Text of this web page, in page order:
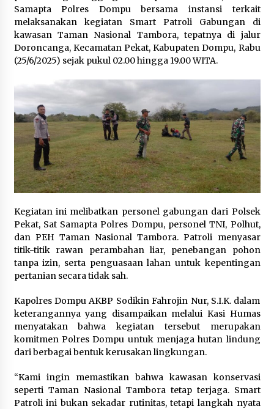
Pelarian terduga Otak Curanmor di Kecamatan
kempo, Berakhir di tangan Tim Opsnal Polsek
Kempo
3 minggu ago
Terduga Curanmor yang sempat jadi DPO
selama Sepekan
4 minggu ago
Tim Opsnal Polsek Kempo Amankan salah satu
Terduga Curanmor yang sempat jadi DPO
selama Sepekan
4 minggu ago
Sekjen GTKN Desak Revisi PermenPANRB
Nasib PPPK Paruh Waktu di Tengah
Keterbatasan Fiskal Daerah
4 minggu ago
Polsek Pekat Kawal Aksi Petani Tebu Secara
Humanis, Dialog dengan PT SMS Hasilkan
Kesepakatan Awal Demi Menjaga Harkamtibmas
SATRESNARKOBA POLRES DOMPU AMANKAN
TERDUGA PELAKU NARKOTIKA DI KECAMATAN
KEMPO, BELASAN PAKET DIDUGA SABU DISITA
1 bulan ago
Samapta Polres Dompu bersama instansi terkait
melaksanakan kegiatan Smart Patroli Gabungan di
kawasan Taman Nasional Tambora, tepatnya di jalur
Doroncanga, Kecamatan Pekat, Kabupaten Dompu, Rabu
(25/6/2025) sejak pukul 02.00 hingga 19.00 WITA.
Kegiatan ini melibatkan personel gabungan dari Polsek
Pekat, Sat Samapta Polres Dompu, personel TNI, Polhut,
dan PEH Taman Nasional Tambora. Patroli menyasar
titik-titik rawan perambahan liar, penebangan pohon
tanpa izin, serta penguasaan lahan untuk kepentingan
pertanian secara tidak sah.
Kapolres Dompu AKBP Sodikin Fahrojin Nur, S.I.K. dalam
keterangannya yang disampaikan melalui Kasi Humas
menyatakan bahwa kegiatan tersebut merupakan
komitmen Polres Dompu untuk menjaga hutan lindung
dari berbagai bentuk kerusakan lingkungan.
“Kami ingin memastikan bahwa kawasan konservasi
seperti Taman Nasional Tambora tetap terjaga. Smart
Patroli ini bukan sekadar rutinitas, tetapi langkah nyata